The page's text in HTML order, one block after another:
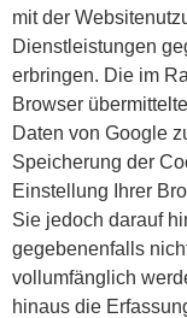
mit der
Dienstleistungen
erbringen. Die im
Browser
Daten von Google
Speicherung der
Einstellung Ihrer
Sie jedoch darauf
gegebenenfalls
vollumfänglich
hinaus die